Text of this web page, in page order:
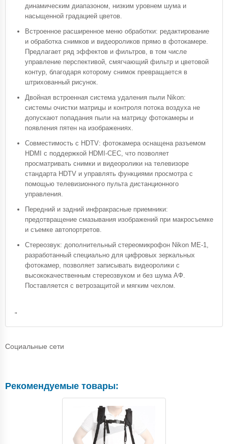
динамическим диапазоном, низким уровнем шума и
насыщенной градацией цветов.
Встроенное расширенное меню обработки: редактирование
и обработка снимков и видеороликов прямо в фотокамере.
Предлагает ряд эффектов и фильтров, в том числе
управление перспективой, смягчающий фильтр и цветовой
контур, благодаря которому снимок превращается в
штрихованный рисунок.
Двойная встроенная система удаления пыли Nikon:
системы очистки матрицы и контроля потока воздуха не
допускают попадания пыли на матрицу фотокамеры и
появления пятен на изображениях.
Совместимость с HDTV: фотокамера оснащена разъемом
HDMI с поддержкой HDMI-CEC, что позволяет
просматривать снимки и видеоролики на телевизоре
стандарта HDTV и управлять функциями просмотра с
помощью телевизионного пульта дистанционного
управления.
Передний и задний инфракрасные приемники:
предотвращение смазывания изображений при макросъемке
и съемке автопортретов.
Стереозвук: дополнительный стереомикрофон Nikon ME-1,
разработанный специально для цифровых зеркальных
фотокамер, позволяет записывать видеоролики с
высококачественным стереозвуком и без шума АФ.
Поставляется с ветрозащитой и мягким чехлом.
"
Социальные сети
Рекомендуемые товары: